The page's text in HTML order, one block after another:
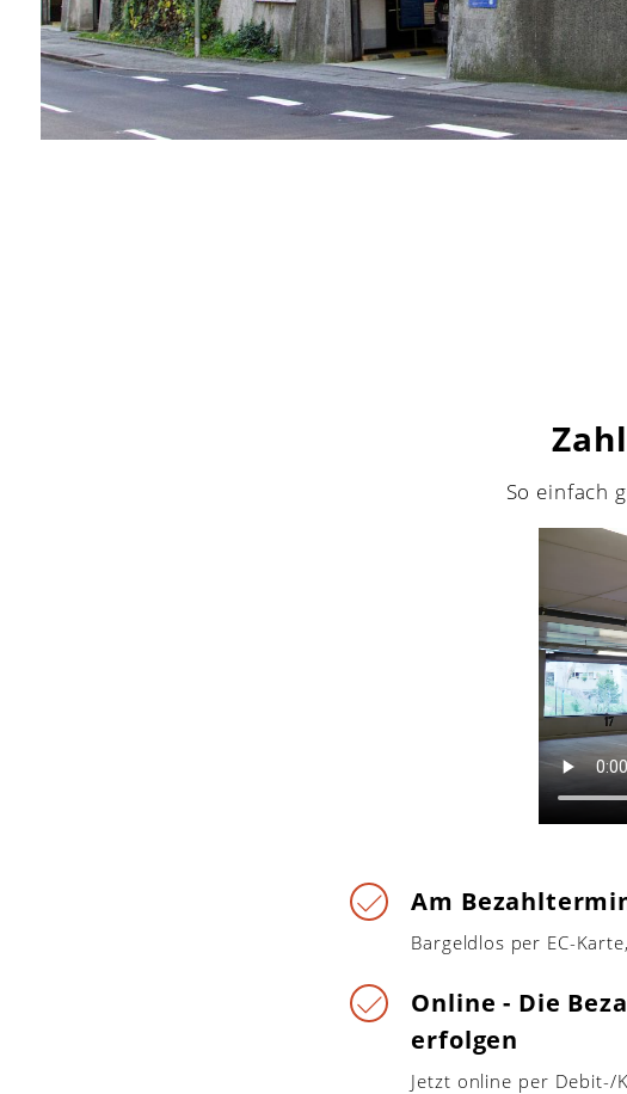
So einfach geht die
Am
Bargeldlos per EC-
Online - Die
erfolgen
Jetzt online per Debit-/